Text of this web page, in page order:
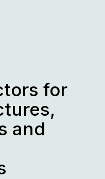
for
and